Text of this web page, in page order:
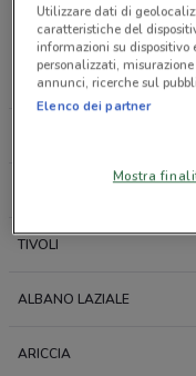
Offerte volantini e
ROMA
TIVOLI
ALBANO LAZIALE
ARICCIA
Utilizzare dati di
caratteristiche del
informazioni su dispositivo
personalizzati,
annunci, ricerche sul
Elenco dei partner
Mostra